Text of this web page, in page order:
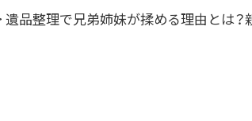
遺品整理で兄弟姉妹が揉める理由とは